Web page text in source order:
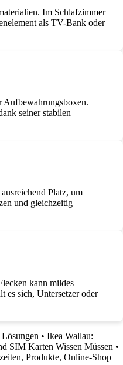
Im Schlafzimmer
als TV-Bank oder
Aufbewahrungsboxen.
seiner stabilen
Platz, um
und gleichzeitig
kann mildes
es sich, Untersetzer oder
• Ikea Wallau:
SIM Karten Wissen Müssen •
Produkte, Online-Shop